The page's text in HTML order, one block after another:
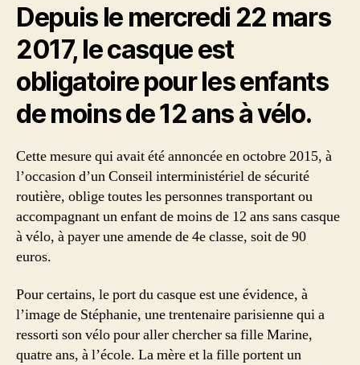
Depuis le mercredi 22 mars
2017, le casque est
obligatoire pour les enfants
de moins de 12 ans à vélo.
Cette mesure qui avait été annoncée en octobre 2015, à
l’occasion d’un Conseil interministériel de sécurité
routière, oblige toutes les personnes transportant ou
accompagnant un enfant de moins de 12 ans sans casque
à vélo, à payer une amende de 4e classe, soit de 90
euros.
Pour certains, le port du casque est une évidence, à
l’image de Stéphanie, une trentenaire parisienne qui a
ressorti son vélo pour aller chercher sa fille Marine,
quatre ans, à l’école. La mère et la fille portent un